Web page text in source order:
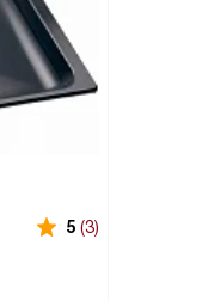
5 (3)